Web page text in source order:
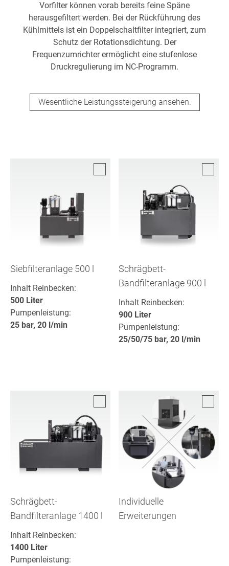
Vorfilter können vorab bereits feine Späne
herausgefiltert werden. Bei der Rückführung des
Kühlmittels ist ein Doppelschaltfilter integriert, zum
Schutz der Rotationsdichtung. Der
Frequenzumrichter ermöglicht eine stufenlose
Druckregulierung im NC-Programm.
Wesentliche Leistungssteigerung ansehen.
Siebfilteranlage 500 l
Inhalt Reinbecken:
500 Liter
Pumpenleistung:
25 bar, 20 l/min
Schrägbett-
Bandfilteranlage 900 l
Inhalt Reinbecken:
900 Liter
Pumpenleistung:
25/50/75 bar, 20 l/min
Schrägbett-
Bandfilteranlage 1400 l
Inhalt Reinbecken:
1400 Liter
Pumpenleistung:
Individuelle
Erweiterungen